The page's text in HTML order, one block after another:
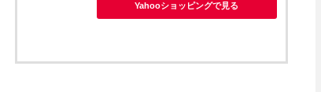
Yahooショッピングで見る